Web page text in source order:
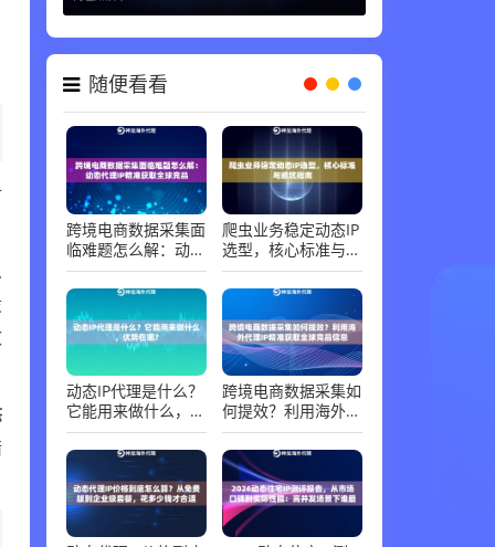
随便看看
跨境电商数据采集面
临难题怎么解：动态
竞品
爬虫业务稳定动态IP
选型，核心标准与避
动态IP代理是什么？
它能用来做什么，优
跨境电商数据采集如
何提效？利用海外代
品信息